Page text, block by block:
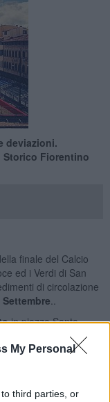
My Personal
third parties, or
deviazioni.
Storico Fiorentino
finale del Calcio
ed i Verdi di San
di circolazione
in piazza Santa
Croce - Borgo